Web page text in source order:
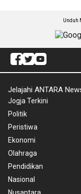
Unduh
Jelajahi ANTARA
Jogja Terkini
Politik
Peristiwa
Ekonomi
Olahraga
Pendidikan
Nasional